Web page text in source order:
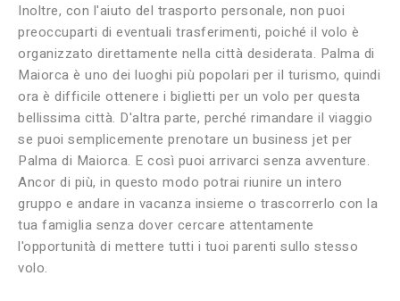
Inoltre, con l'aiuto del trasporto personale, non puoi
preoccuparti di eventuali trasferimenti, poiché il volo è
organizzato direttamente nella città desiderata. Palma di
Maiorca è uno dei luoghi più popolari per il turismo, quindi
ora è difficile ottenere i biglietti per un volo per questa
bellissima città. D'altra parte, perché rimandare il viaggio
se puoi semplicemente prenotare un business jet per
Palma di Maiorca. E così puoi arrivarci senza avventure.
Ancor di più, in questo modo potrai riunire un intero
gruppo e andare in vacanza insieme o trascorrerlo con la
tua famiglia senza dover cercare attentamente
l'opportunità di mettere tutti i tuoi parenti sullo stesso
volo.